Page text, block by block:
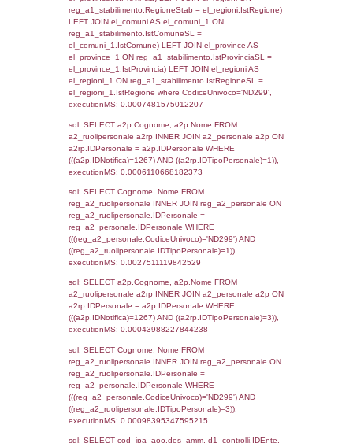
`userlevelpermissions` WHERE `userlevelid`
executionMS: 0.0010669231414795
sql: SELECT a1.RagioneSociale,
localita, el_prov.citta AS provincia,
DATE(n.DataInvioNotifica) as
LEFT JOIN infostabilimento i ON
n.CodiceUnivoco LEFT JOIN
a1.CodiceUnivoco = n.CodiceUnivoco LEFT
el_comuni AS el_com ON a1.ComuneStab =
el_com.IstComune LEFT JOIN el_province
a1.ProvinciaStab = el_prov.IstProvincia
n.IDNotifica = 1267;, executionMS:
ComuneST, el_province.citta as
el_regioni.Regione as RegioneST,
as ComuneSL, el_province_1.citta as
el_regioni_1.Regione as RegioneSL FROM
(((((a1_stabilimento LEFT JOIN el_comuni
a1_stabilimento.ComuneStab =
LEFT JOIN el_province ON
= el_province.IstProvincia) LEFT JOIN
a1_stabilimento.RegioneStab =